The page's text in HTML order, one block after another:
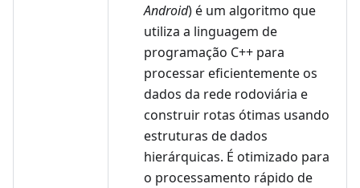
Android) é um algoritmo que
utiliza a linguagem de
programação C++ para
processar eficientemente os
dados da rede rodoviária e
construir rotas ótimas usando
estruturas de dados
hierárquicas. É otimizado para
o processamento rápido de